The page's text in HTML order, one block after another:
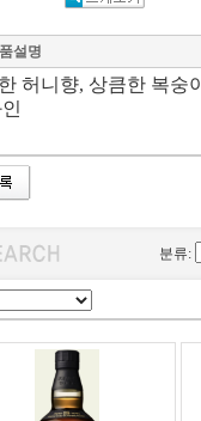
설명
허니향, 상큼한 복숭
분류: